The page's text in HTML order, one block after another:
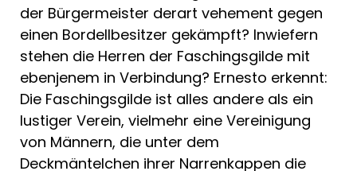
der Bürgermeister derart vehement gegen
einen Bordellbesitzer gekämpft? Inwiefern
stehen die Herren der Faschingsgilde mit
ebenjenem in Verbindung? Ernesto erkennt:
Die Faschingsgilde ist alles andere als ein
lustiger Verein, vielmehr eine Vereinigung
von Männern, die unter dem
Deckmäntelchen ihrer Narrenkappen die